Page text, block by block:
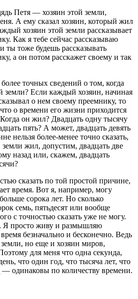
Петя — хозяин этой земли,
А ему сказал хозяин, который жил
хозяин этой земли рассказывает
Как я тебе сейчас рассказываю
ты тоже будешь рассказывать
а он потом расскажет своему и так
точных сведений о том, когда
земли? Если каждый хозяин, начиная
о нем своему преемнику, то
о времени его жизни приходится
он жил? Двадцать одну тысячу
пять? А может, двадцать девять
нельзя более-менее точно сказать,
жил, допустим, двадцать две
назад или, скажем, двадцать
сказать по той простой причине,
время. Вот я, например, могу
сорока лет. Но сколько
семь, пятьдесят или вообще
с точностью сказать уже не могу.
Я просто живу и размышляю
безначально и бесконечно. Ведь
земли, но еще и хозяин миров,
для меня что одна секунда,
что один год, что тысяча лет, что
одинаковы по количеству времени.